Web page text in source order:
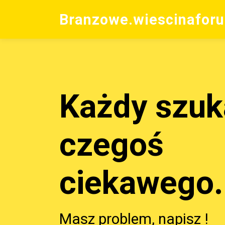
Każdy
czegoś
ciekawego.
Masz problem, napisz !